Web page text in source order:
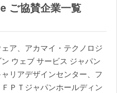
ご協賛企業一覧
ア、アカマイ・テクノロジ
ウェブ サービス ジャパン
リアデザインセンター、フ
ＰＴジャパンホールディン